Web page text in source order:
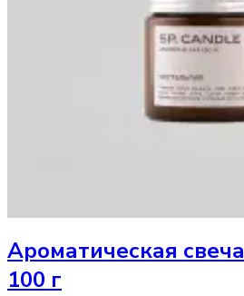
Ароматическая свеча
100 г